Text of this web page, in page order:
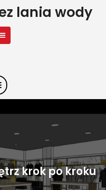
lania wody
krok po kroku